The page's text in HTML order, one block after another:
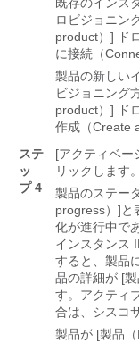
ロビジョニン
product）] ド
に接続（
製品の新しい
ビジョニング
product）] ド
作成（Create
ステ
ッ
プ 4
[アクティベー
リックします。
製品のステー
progress）]と
化が進行中で
インスタンス
すると、製品
品の詳細が [
す。 アクティ
合は、シスコ
製品が [製品